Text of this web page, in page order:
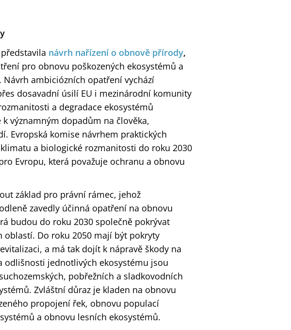
návrh nařízení o obnově přírody,
pro obnovu poškozených ekosystémů a
ambiciózních opatření vychází
dosavadní úsilí EU i mezinárodní komunity
a degradace ekosystémů
významným dopadům na člověka,
Evropská komise návrhem praktických
a biologické rozmanitosti do roku 2030
Evropu, která považuje ochranu a obnovu
základ pro právní rámec, jehož
zavedly účinná opatření na obnovu
budou do roku 2030 společně pokrývat
oblastí. Do roku 2050 mají být pokryty
a má tak dojít k nápravě škody na
odlišnosti jednotlivých ekosystému jsou
pobřežních a sladkovodních
Zvláštní důraz je kladen na obnovu
propojení řek, obnovu populací
a obnovu lesních ekosystémů.